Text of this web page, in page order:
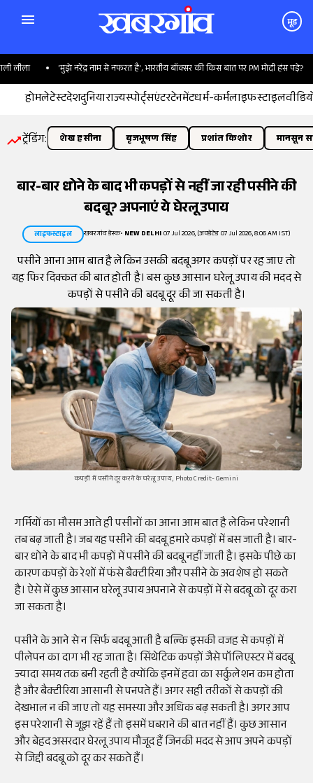
मूड
'मुझे नरेंद्र नाम से नफरत है', भारतीय बॉक्सर की किस बात पर PM मोदी हंस पड़े?
होमलेटेस्टदेशदुनियाराज्यस्पोर्ट्सएंटरटेनमेंटधर्म-कर्मलाइफस्टाइल
ट्रेंडिंग: शेख हसीना बृजभूषण सिंह प्रशांत किशोर मानसून
बार-बार धोने के बाद भी कपड़ों से नहीं जा रही पसीने की
बदबू? अपनाएं ये घेरलू उपाय
लाइफस्टाइल खबरगांव डेस्क• NEW DELHI07 Jul 2026, (अपडेटेड 07 Jul 2026, 8:06 AM IST)
पसीने आना आम बात है लेकिन उसकी बदबू अगर कपड़ों पर रह जाए तो
यह फिर दिक्कत की बात होती है। बस कुछ आसान घरेलू उपाय की मदद से
कपड़ों से पसीने की बदबू दूर की जा सकती है।
कपड़ों में पसीने दूर करने के घरेलू उपाय, Photo Credit- Gemini
गर्मियों का मौसम आते ही पसीनों का आना आम बात है लेकिन परेशानी
तब बढ़ जाती है। जब यह पसीने की बदबू हमारे कपड़ों में बस जाती है। बार-
बार धोने के बाद भी कपड़ों में पसीने की बदबू नहीं जाती है। इसके पीछे का
कारण कपड़ों के रेशों में फंसे बैक्टीरिया और पसीने के अवशेष हो सकते
है। ऐसे में कुछ आसान घरेलू उपाय अपनाने से कपड़ों में से बदबू को दूर करा
जा सकता है।
पसीने के आने से न सिर्फ बदबू आती है बल्कि इसकी वजह से कपड़ों में
पीलेपन का दाग भी रह जाता है। सिंथेटिक कपड़ों जैसे पॉलिएस्टर में बदबू
ज्यादा समय तक बनी रहती है क्योंकि इनमें हवा का सर्कुलेशन कम होता
है और बैक्टीरिया आसानी से पनपते हैं। अगर सही तरीकों से कपड़ों की
देखभाल न की जाए तो यह समस्या और अधिक बढ़ सकती है। अगर आप
इस परेशानी से जूझ रहें हैं तो इसमें घबराने की बात नहीं हैं। कुछ आसान
और बेहद असरदार घेरलू उपाय मौजूद हैं जिनकी मदद से आप अपने कपड़ों
से जिद्दी बदबू को दूर कर सकते हैं।